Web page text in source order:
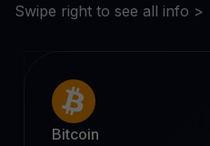
Swipe right to see all info >
Bitcoin